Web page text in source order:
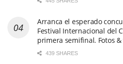
Arranca el esperado
Festival Internacional del
primera semifinal. Fotos
439 SHARES